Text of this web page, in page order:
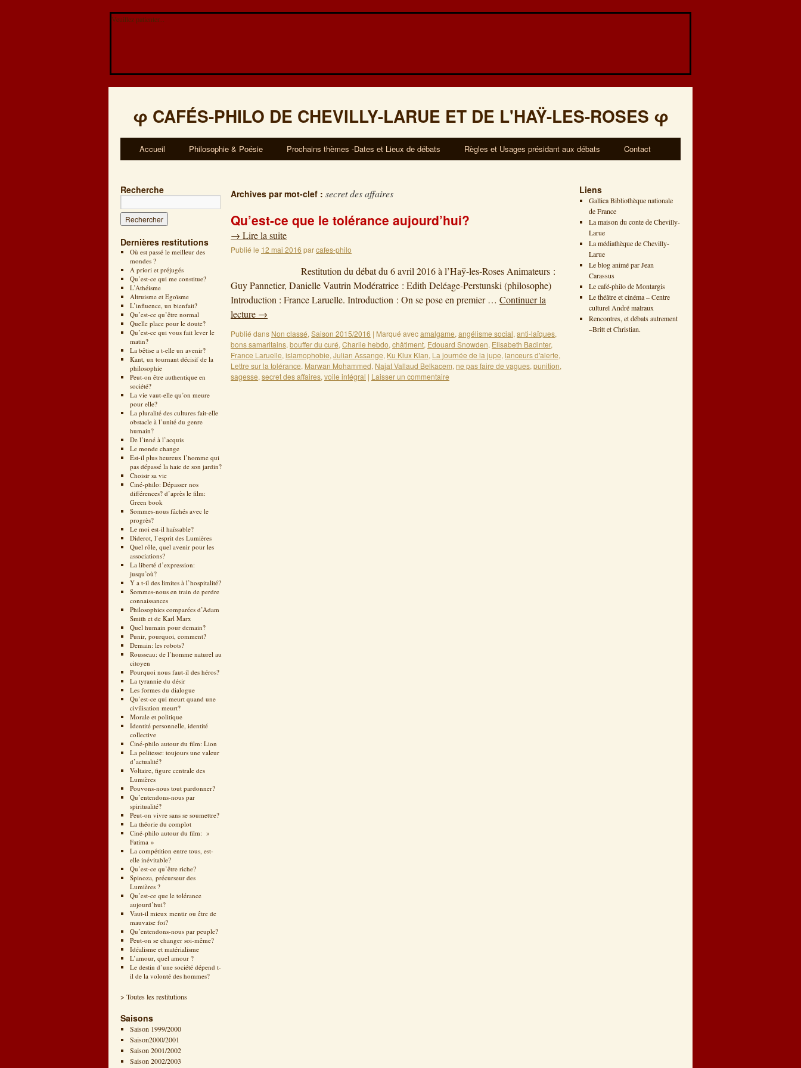
Veuillez patienter...
φ CAFÉS-PHILO DE CHEVILLY-LARUE ET DE L'HAŸ-LES-ROSES φ
Accueil Philosophie & Poésie Prochains thèmes -Dates et Lieux de débats Règles et Usages présidant aux débats Contact
Recherche
Dernières restitutions
Où est passé le meilleur des
mondes ?
A priori et préjugés
Qu’est-ce qui me constitue?
L’Athéisme
Altruisme et Egoïsme
L’influence, un bienfait?
Qu’est-ce qu’être normal
Quelle place pour le doute?
Qu’est-ce qui vous fait lever le
matin?
La bêtise a t-elle un avenir?
Kant, un tournant décisif de la
philosophie
Peut-on être authentique en
société?
La vie vaut-elle qu’on meure
pour elle?
La pluralité des cultures fait-elle
obstacle à l’unité du genre
humain?
De l’inné à l’acquis
Le monde change
Est-il plus heureux l’homme qui
pas dépassé la haie de son jardin?
Choisir sa vie
Ciné-philo: Dépasser nos
différences? d’après le film:
Green book
Sommes-nous fâchés avec le
progrès?
Le moi est-il haïssable?
Diderot, l’esprit des Lumières
Quel rôle, quel avenir pour les
associations?
La liberté d’expression:
jusqu’où?
Y a t-il des limites à l’hospitalité?
Sommes-nous en train de perdre
connaissances
Philosophies comparées d’Adam
Smith et de Karl Marx
Quel humain pour demain?
Punir, pourquoi, comment?
Demain: les robots?
Rousseau: de l’homme naturel au
citoyen
Pourquoi nous faut-il des héros?
La tyrannie du désir
Les formes du dialogue
Qu’est-ce qui meurt quand une
civilisation meurt?
Morale et politique
Identité personnelle, identité
collective
Ciné-philo autour du film: Lion
La politesse: toujours une valeur
d’actualité?
Voltaire, figure centrale des
Lumières
Pouvons-nous tout pardonner?
Qu’entendons-nous par
spiritualité?
Peut-on vivre sans se soumettre?
La théorie du complot
Ciné-philo autour du film: »
Fatima »
La compétition entre tous, est-
elle inévitable?
Qu’est-ce qu’être riche?
Spinoza, précurseur des
Lumières ?
Qu’est-ce que le tolérance
aujourd’hui?
Vaut-il mieux mentir ou être de
mauvaise foi?
Qu’entendons-nous par peuple?
Peut-on se changer soi-même?
Idéalisme et matérialisme
L’amour, quel amour ?
Le destin d’une société dépend t-
il de la volonté des hommes?
> Toutes les restitutions
Saisons
Saison 1999/2000
Saison2000/2001
Saison 2001/2002
Saison 2002/2003
Archives par mot-clef : secret des affaires
Qu’est-ce que le tolérance aujourd’hui?
→ Lire la suite
Publié le 12 mai 2016 parcafes-philo
Restitution du débat du 6 avril 2016 à l’Haÿ-les-Roses Animateurs :
Guy Pannetier, Danielle Vautrin Modératrice : Edith Deléage-Perstunski (philosophe)
Introduction : France Laruelle. Introduction : On se pose en premier … Continuer la
lecture →
Publié dans Non classé, Saison 2015/2016 | Marqué avecamalgame, angélisme social, anti-laïques,
bons samaritains, bouffer du curé, Charlie hebdo, châtiment, Edouard Snowden, Elisabeth Badinter,
France Laruelle, islamophobie, Julian Assange, Ku Klux Klan, La journée de la jupe, lanceurs d'alerte,
Lettre sur la tolérance, Marwan Mohammed, Najat Vallaud Belkacem, ne pas faire de vagues, punition,
sagesse, secret des affaires, voile intégral | Laisser un commentaire
Liens
Gallica Bibliothèque nationale
de France
La maison du conte de Chevilly-
Larue
La médiathèque de Chevilly-
Larue
Le blog animé par Jean
Carassus
Le café-philo de Montargis
Le théâtre et cinéma – Centre
culturel André malraux
Rencontres, et débats autrement
–Britt et Christian.